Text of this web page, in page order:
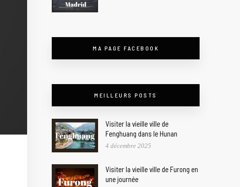
MA PAGE FACEBOOK
MEILLEURS POSTS
Visiter la vieille ville de
Fenghuang dans le Hunan
4 décembre 2025
Visiter la vieille ville de Furong en
une journée